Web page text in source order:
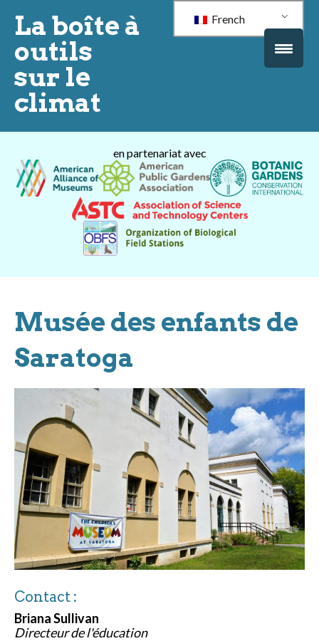
La boîte à
outils
sur le
climat
French
en partenariat avec
Musée des enfants de
Saratoga
Contact :
Briana Sullivan
Directeur de l'éducation